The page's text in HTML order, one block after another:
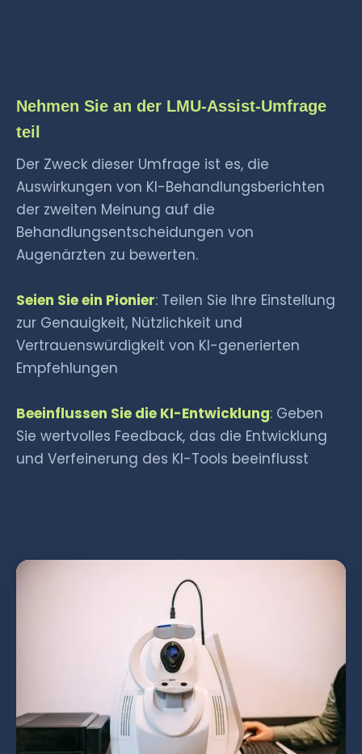
Nehmen Sie an der LMU-Assist-Umfrage
teil
Der Zweck dieser Umfrage ist es, die
Auswirkungen von KI-Behandlungsberichten
der zweiten Meinung auf die
Behandlungsentscheidungen von
Augenärzten zu bewerten.
Seien Sie ein Pionier: Teilen Sie Ihre Einstellung
zur Genauigkeit, Nützlichkeit und
Vertrauenswürdigkeit von KI-generierten
Empfehlungen
Beeinflussen Sie die KI-Entwicklung: Geben
Sie wertvolles Feedback, das die Entwicklung
und Verfeinerung des KI-Tools beeinflusst